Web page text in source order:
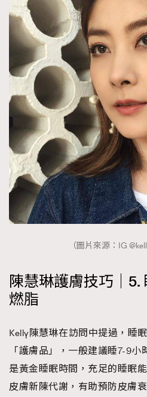
（圖片來源：IG
陳慧琳護膚技巧｜5.
燃脂
Kelly陳慧琳在訪問中提過，睡
「護膚品」，一般建議睡7-9
是黃金睡眠時間，充足的睡眠
皮膚新陳代謝，有助預防皮膚